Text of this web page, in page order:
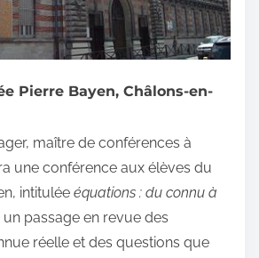
Pierre Bayen, Châlons-en-
maître de conférences à
une conférence aux élèves du
intitulée équations : du connu à
un passage en revue des
réelle et des questions que